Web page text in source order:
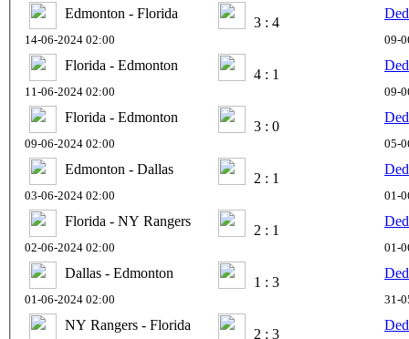
Edmonton - Florida
3 : 4
14-06-2024 02:00 09-
Florida - Edmonton
4 : 1
11-06-2024 02:00 09-
Florida - Edmonton
3 : 0
09-06-2024 02:00 05-
Edmonton - Dallas
2 : 1
03-06-2024 02:00 01-
Florida - NY Rangers
2 : 1
02-06-2024 02:00 01-
Dallas - Edmonton
1 : 3
01-06-2024 02:00 31-
NY Rangers - Florida
2 : 3